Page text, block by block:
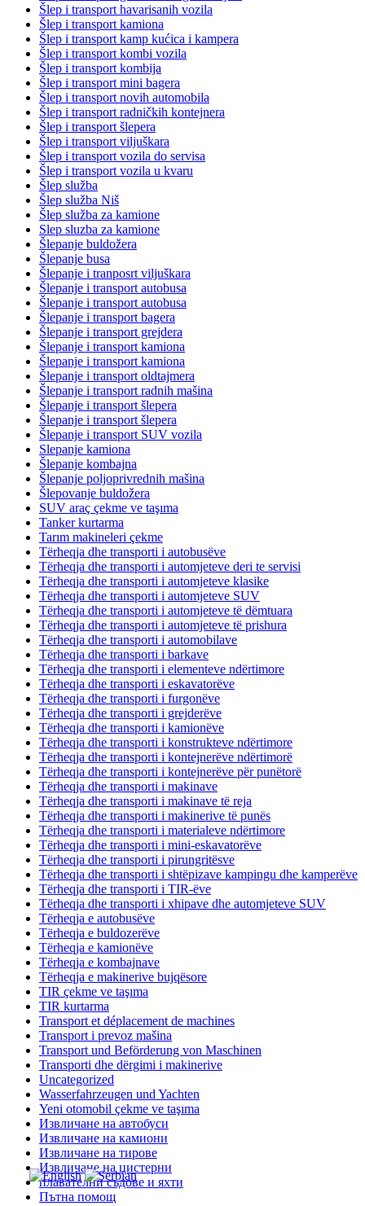
Šlep i transport havarisanih vozila
Šlep i transport kamiona
Šlep i transport kamp kućica i kampera
Šlep i transport kombi vozila
Šlep i transport kombija
Šlep i transport mini bagera
Šlep i transport novih automobila
Šlep i transport radničkih kontejnera
Šlep i transport šlepera
Šlep i transport viljuškara
Šlep i transport vozila do servisa
Šlep i transport vozila u kvaru
Šlep služba
Šlep služba Niš
Šlep služba za kamione
Slep sluzba za kamione
Šlepanje buldožera
Šlepanje busa
Šlepanje i tranposrt viljuškara
Šlepanje i transport autobusa
Šlepanje i transport autobusa
Šlepanje i transport bagera
Šlepanje i transport grejdera
Šlepanje i transport kamiona
Šlepanje i transport kamiona
Šlepanje i transport oldtajmera
Šlepanje i transport radnih mašina
Šlepanje i transport šlepera
Šlepanje i transport šlepera
Šlepanje i transport SUV vozila
Slepanje kamiona
Šlepanje kombajna
Šlepanje poljoprivrednih mašina
Šlepovanje buldožera
SUV araç çekme ve taşıma
Tanker kurtarma
Tarım makineleri çekme
Tërheqja dhe transporti i autobusëve
Tërheqja dhe transporti i automjeteve deri te servisi
Tërheqja dhe transporti i automjeteve klasike
Tërheqja dhe transporti i automjeteve SUV
Tërheqja dhe transporti i automjeteve të dëmtuara
Tërheqja dhe transporti i automjeteve të prishura
Tërheqja dhe transporti i automobilave
Tërheqja dhe transporti i barkave
Tërheqja dhe transporti i elementeve ndërtimore
Tërheqja dhe transporti i eskavatorëve
Tërheqja dhe transporti i furgonëve
Tërheqja dhe transporti i grejderëve
Tërheqja dhe transporti i kamionëve
Tërheqja dhe transporti i konstrukteve ndërtimore
Tërheqja dhe transporti i kontejnerëve ndërtimorë
Tërheqja dhe transporti i kontejnerëve për punëtorë
Tërheqja dhe transporti i makinave
Tërheqja dhe transporti i makinave të reja
Tërheqja dhe transporti i makinerive të punës
Tërheqja dhe transporti i materialeve ndërtimore
Tërheqja dhe transporti i mini-eskavatorëve
Tërheqja dhe transporti i pirungritësve
Tërheqja dhe transporti i shtëpizave kampingu dhe kamperëve
Tërheqja dhe transporti i TIR-ëve
Tërheqja dhe transporti i xhipave dhe automjeteve SUV
Tërheqja e autobusëve
Tërheqja e buldozerëve
Tërheqja e kamionëve
Tërheqja e kombajnave
Tërheqja e makinerive bujqësore
TIR çekme ve taşıma
TIR kurtarma
Transport et déplacement de machines
Transport i prevoz mašina
Transport und Beförderung von Maschinen
Transporti dhe dërgimi i makinerive
Uncategorized
Wasserfahrzeugen und Yachten
Yeni otomobil çekme ve taşıma
Извличане на автобуси
Извличане на камиони
Извличане на тирове
Извличане на цистерни
плавателни съдове и яхти
Пътна помощ